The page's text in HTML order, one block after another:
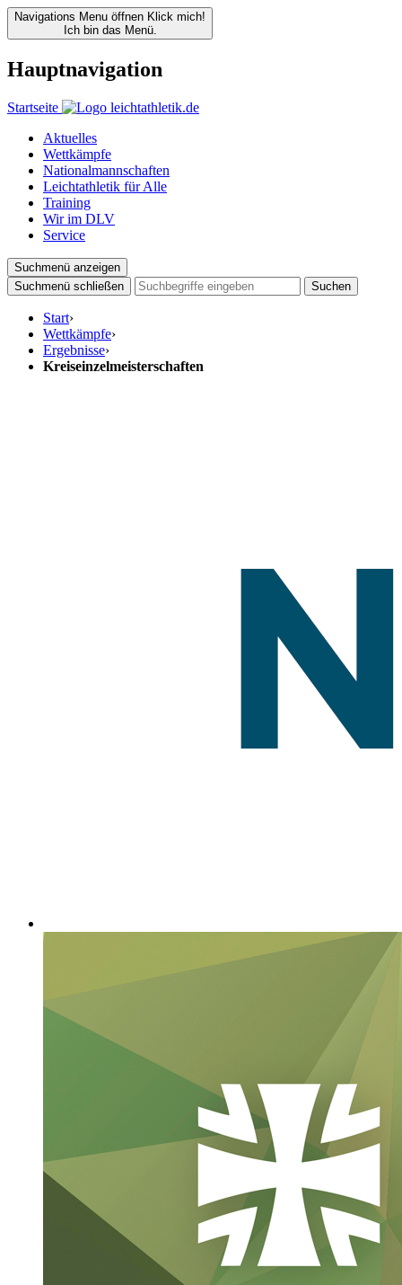
Navigations Menu öffnen Klick mich!
Ich bin das Menü.
Hauptnavigation
Startseite
Aktuelles
Wettkämpfe
Nationalmannschaften
Leichtathletik für Alle
Training
Wir im DLV
Service
Suchmenü anzeigen
Suchmenü schließen
Suchen
Start›
Wettkämpfe›
Ergebnisse›
Kreiseinzelmeisterschaften